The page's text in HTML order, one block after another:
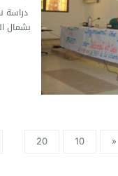
دراسة
بشمال
«
10
20